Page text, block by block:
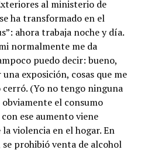
al ministerio de
ha transformado en el
ahora trabaja noche y día.
normalmente me da
puedo decir: bueno,
exposición, cosas que me
(Yo no tengo ninguna
el consumo
ese aumento viene
violencia en el hogar. En
prohibió venta de alcohol